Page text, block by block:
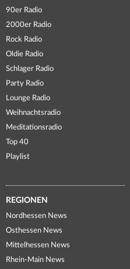
90er Radio
2000er Radio
Rock Radio
Oldie Radio
Schlager Radio
Party Radio
Lounge Radio
Weihnachtsradio
Meditationsradio
Top 40
Playlist
REGIONEN
Nordhessen News
Osthessen News
Mittelhessen News
Rhein-Main News